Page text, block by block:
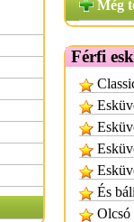
Még
Férfi
És
Olcsó